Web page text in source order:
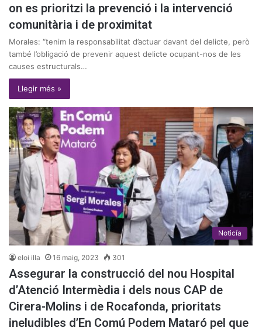
on es prioritzi la prevenció i la intervenció
comunitària i de proximitat
Morales: “tenim la responsabilitat d’actuar davant del delicte, però
també l’obligació de prevenir aquest delicte ocupant-nos de les
causes estructurals…
Llegir més »
Noticía
eloi illa 16 maig, 2023 301
Assegurar la construcció del nou Hospital
d’Atenció Intermèdia i dels nous CAP de
Cirera-Molins i de Rocafonda, prioritats
ineludibles d’En Comú Podem Mataró pel que